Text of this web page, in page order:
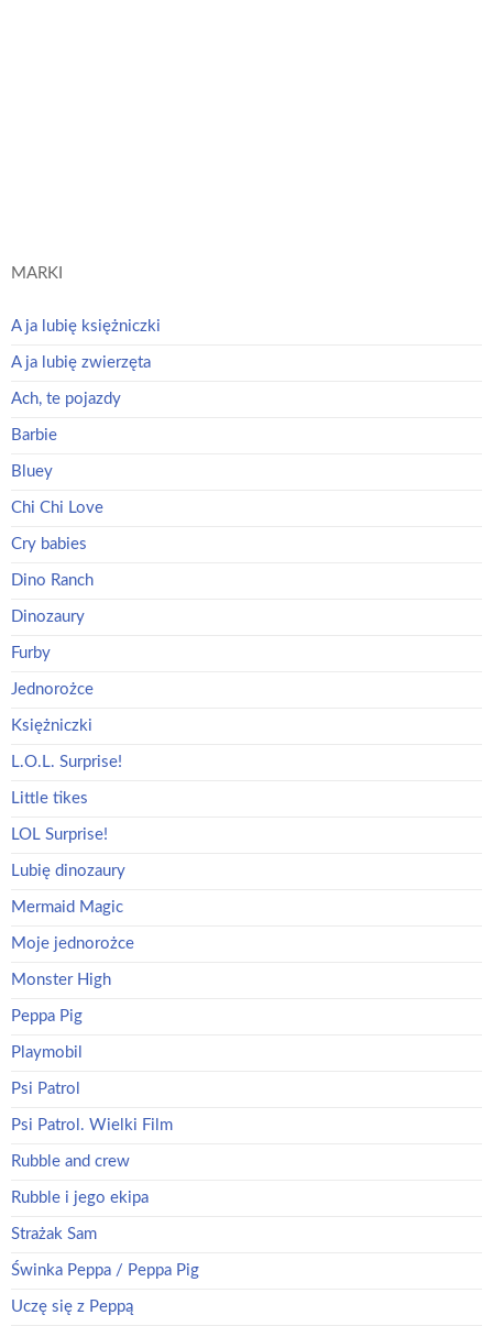
MARKI
A ja lubię księżniczki
A ja lubię zwierzęta
Ach, te pojazdy
Barbie
Bluey
Chi Chi Love
Cry babies
Dino Ranch
Dinozaury
Furby
Jednorożce
Księżniczki
L.O.L. Surprise!
Little tikes
LOL Surprise!
Lubię dinozaury
Mermaid Magic
Moje jednorożce
Monster High
Peppa Pig
Playmobil
Psi Patrol
Psi Patrol. Wielki Film
Rubble and crew
Rubble i jego ekipa
Strażak Sam
Świnka Peppa / Peppa Pig
Uczę się z Peppą